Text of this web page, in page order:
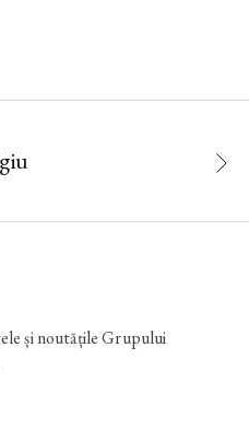
și noutățile Grupului